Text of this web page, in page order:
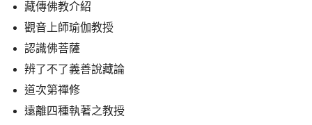
藏傳佛教介紹
觀音上師瑜伽教授
認識佛菩薩
辨了不了義善說藏論
道次第禪修
遠離四種執著之教授